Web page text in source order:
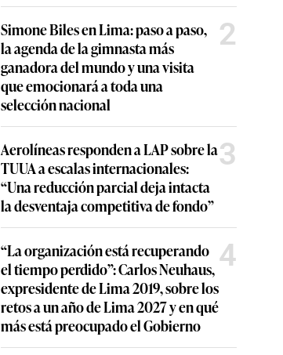
Simone Biles en Lima: paso a paso,
la agenda de la gimnasta más
ganadora del mundo y una visita
que emocionará a toda una
selección nacional
2
Aerolíneas responden a LAP sobre la
TUUA a escalas internacionales:
“Una reducción parcial deja intacta
la desventaja competitiva de fondo”
3
“La organización está recuperando
el tiempo perdido”: Carlos Neuhaus,
expresidente de Lima 2019, sobre los
retos a un año de Lima 2027 y en qué
más está preocupado el Gobierno
4